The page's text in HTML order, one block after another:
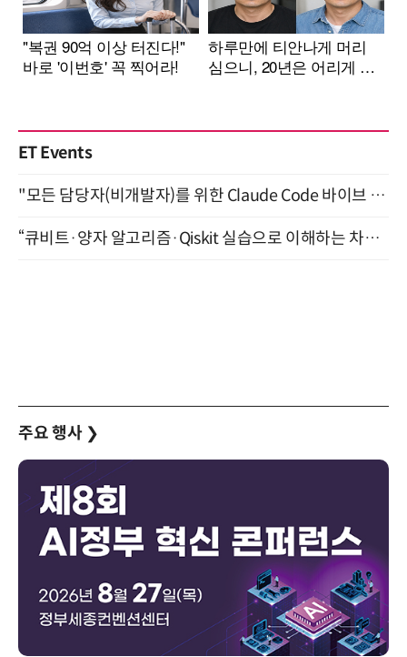
ET Events
"모든 담당자(비개발자)를 위한 Claude Code 바이브 코딩 2-day 부트캠프" 9월 16~17일 개최
“큐비트·양자 알고리즘·Qiskit 실습으로 이해하는 차세대 컴퓨팅” (8/28)
주요 행사 ❯